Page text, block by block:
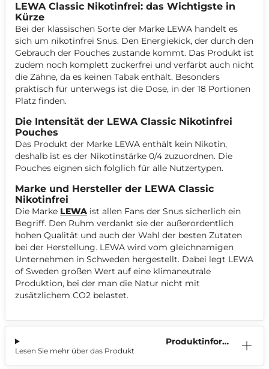
LEWA Classic Nikotinfrei: das Wichtigste in
Kürze
Bei der klassischen Sorte der Marke LEWA handelt es
sich um nikotinfrei Snus. Den Energiekick, der durch den
Gebrauch der Pouches zustande kommt. Das Produkt ist
zudem noch komplett zuckerfrei und verfärbt auch nicht
die Zähne, da es keinen Tabak enthält. Besonders
praktisch für unterwegs ist die Dose, in der 18 Portionen
Platz finden.
Die Intensität der LEWA Classic Nikotinfrei
Pouches
Das Produkt der Marke LEWA enthält kein Nikotin,
deshalb ist es der Nikotinstärke 0/4 zuzuordnen. Die
Pouches eignen sich folglich für alle Nutzertypen.
Marke und Hersteller der LEWA Classic
Nikotinfrei
Die Marke LEWA ist allen Fans der Snus sicherlich ein
Begriff. Den Ruhm verdankt sie der außerordentlich
hohen Qualität und auch der Wahl der besten Zutaten
bei der Herstellung. LEWA wird vom gleichnamigen
Unternehmen in Schweden hergestellt. Dabei legt LEWA
of Sweden großen Wert auf eine klimaneutrale
Produktion, bei der man die Natur nicht mit
zusätzlichem CO2 belastet.
Produktinform
Lesen Sie mehr über das Produkt